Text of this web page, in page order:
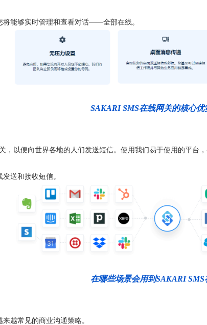
将能够实时管理和查看对话——全部在线。
SAKARI SMS在线网关的核心优
，以便向世界各地的人们发送短信。使用我们易于使用的平台，
送和接收短信。
在哪些场景会用到SAKARI SMS
越常见的商业沟通策略。